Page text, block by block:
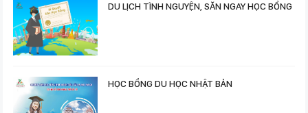
DU LỊCH TÌNH NGUYỆN, SĂN NGAY HỌC BỔNG
HỌC BỔNG DU HỌC NHẬT BẢN